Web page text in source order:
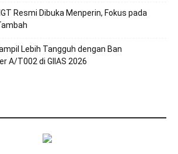
Resmi Dibuka Menperin, Fokus pada
Lebih Tangguh dengan Ban
A/T002 di GIIAS 2026